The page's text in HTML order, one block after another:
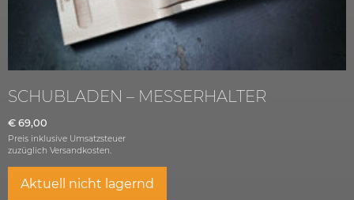
SCHUBLADEN – MESSERHALTER
€ 69,00
Preis inklusive Umsatzsteuer
zuzüglich Versandkosten.
Aktuell nicht lagernd